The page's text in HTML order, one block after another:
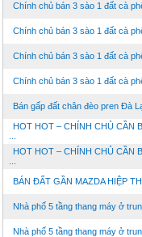
Chính chủ bán 3 sào 1 đất cà
Chính chủ bán 3 sào 1 đất cà
Chính chủ bán 3 sào 1 đất cà
Chính chủ bán 3 sào 1 đất cà
Bán gấp đất chân đèo pren Đà
HOT HOT – CHÍNH CHỦ CẦN
HOT HOT – CHÍNH CHỦ CẦN
BÁN ĐẤT GẦN MAZDA HIỆP
Nhà phố 5 tầng thang máy ở
Nhà phố 5 tầng thang máy ở